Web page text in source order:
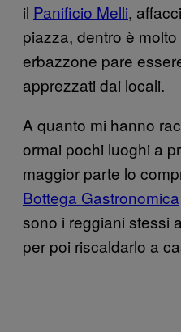
il Panificio Melli,
piazza, dentro è
erbazzone pare
apprezzati dai locali.
A quanto mi hanno
ormai pochi luoghi a
maggior parte lo
Bottega Gastronomica
sono i reggiani stessi
per poi riscaldarlo a